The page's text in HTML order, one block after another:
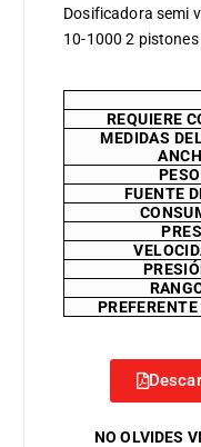
Dosificadora semi
10-1000 2 pistones
REQUIERE
MEDIDAS
FUENTE
NO OLVIDES